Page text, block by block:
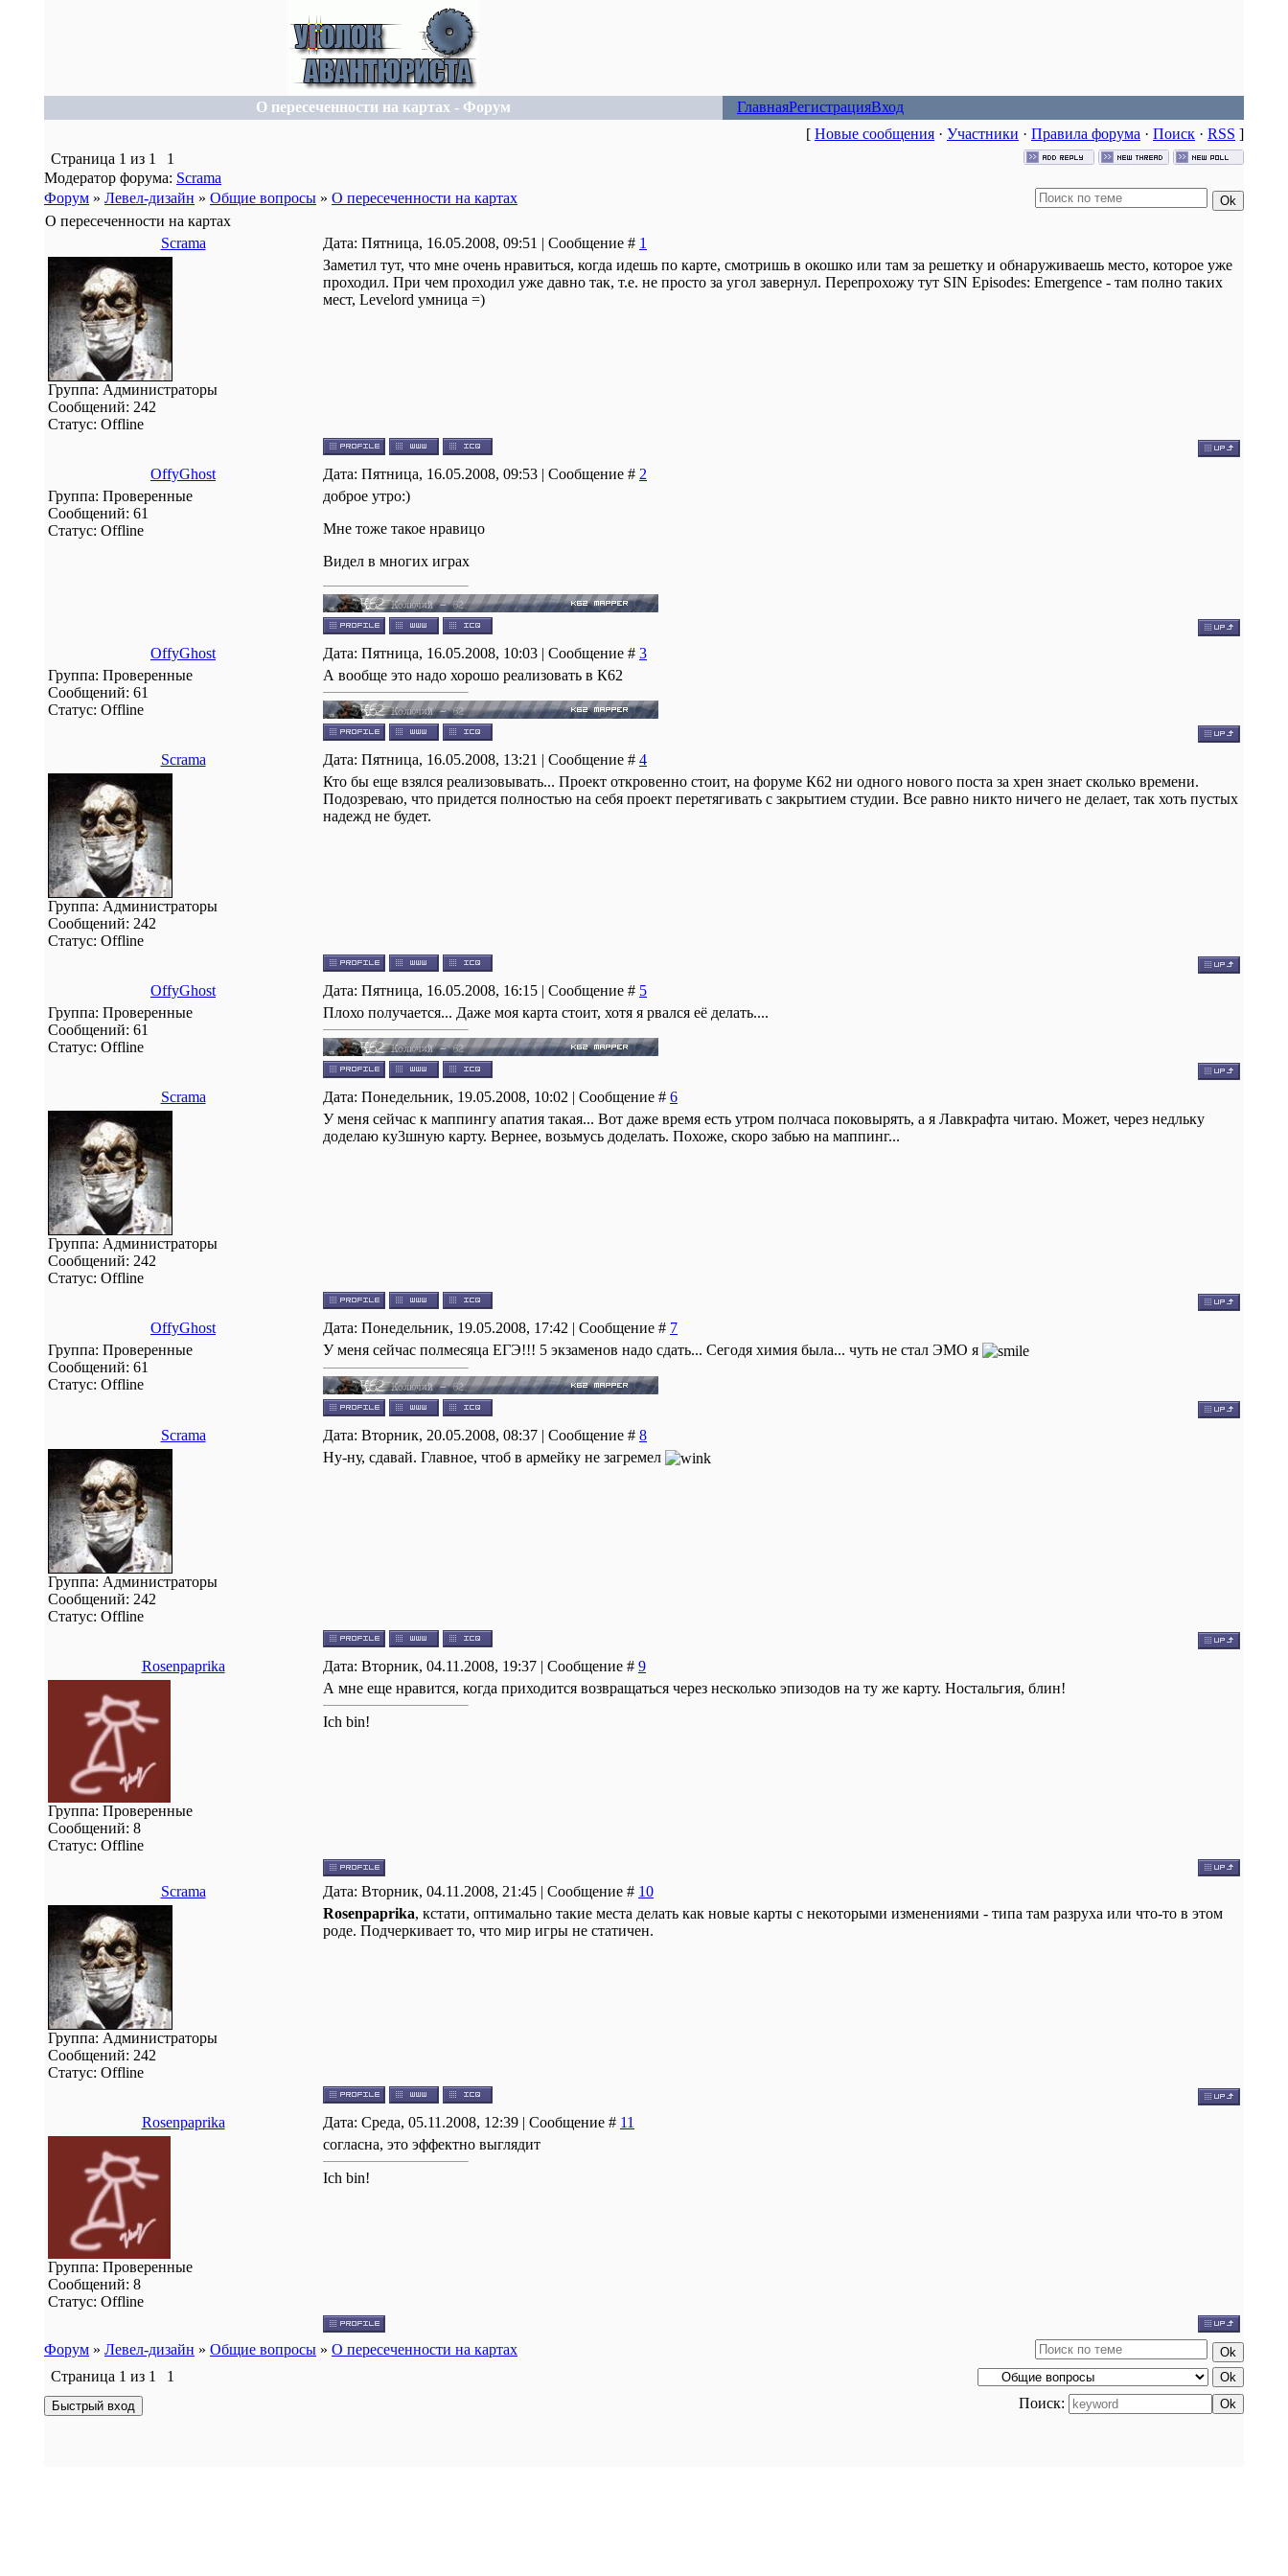
О пересеченности на картах - Форум ГлавнаяРегистрацияВход
[ Новые сообщения · Участники · Правила форума · Поиск · RSS ]
Страница 1 из 1
1
Модератор форума: Scrama
Форум » Левел-дизайн » Общие вопросы » О пересеченности на картах
О пересеченности на картах
Scrama
Дата: Пятница, 16.05.2008, 09:51 | Сообщение # 1
Группа: Администраторы
Сообщений: 242
Статус: Offline
Заметил тут, что мне очень нравиться, когда идешь по карте, смотришь в окошко или там за решетку и обнаруживаешь место, которое уже
проходил. При чем проходил уже давно так, т.е. не просто за угол завернул. Перепрохожу тут SIN Episodes: Emergence - там полно таких
мест, Levelord умница =)
OffyGhost Дата: Пятница, 16.05.2008, 09:53 | Сообщение # 2
Группа: Проверенные
Сообщений: 61
Статус: Offline
доброе утро:)
Мне тоже такое нравицо
Видел в многих играх
OffyGhost Дата: Пятница, 16.05.2008, 10:03 | Сообщение # 3
Группа: Проверенные
Сообщений: 61
Статус: Offline
А вообще это надо хорошо реализовать в К62
Scrama Дата: Пятница, 16.05.2008, 13:21 | Сообщение # 4
Группа: Администраторы
Сообщений: 242
Статус: Offline
Кто бы еще взялся реализовывать... Проект откровенно стоит, на форуме К62 ни одного нового поста за хрен знает сколько времени.
Подозреваю, что придется полностью на себя проект перетягивать с закрытием студии. Все равно никто ничего не делает, так хоть пустых
надежд не будет.
OffyGhost Дата: Пятница, 16.05.2008, 16:15 | Сообщение # 5
Группа: Проверенные
Сообщений: 61
Статус: Offline
Плохо получается... Даже моя карта стоит, хотя я рвался её делать....
Scrama Дата: Понедельник, 19.05.2008, 10:02 | Сообщение # 6
Группа: Администраторы
Сообщений: 242
Статус: Offline
У меня сейчас к маппингу апатия такая... Вот даже время есть утром полчаса поковырять, а я Лавкрафта читаю. Может, через недльку
доделаю ку3шную карту. Вернее, возьмусь доделать. Похоже, скоро забью на маппинг...
OffyGhost Дата: Понедельник, 19.05.2008, 17:42 | Сообщение # 7
Группа: Проверенные
Сообщений: 61
Статус: Offline
У меня сейчас полмесяца ЕГЭ!!! 5 экзаменов надо сдать... Сегодя химия была... чуть не стал ЭМО я
Scrama Дата: Вторник, 20.05.2008, 08:37 | Сообщение # 8
Группа: Администраторы
Сообщений: 242
Статус: Offline
Ну-ну, сдавай. Главное, чтоб в армейку не загремел
Rosenpaprika Дата: Вторник, 04.11.2008, 19:37 | Сообщение # 9
Группа: Проверенные
Сообщений: 8
Статус: Offline
А мне еще нравится, когда приходится возвращаться через несколько эпизодов на ту же карту. Ностальгия, блин!
Ich bin!
Scrama Дата: Вторник, 04.11.2008, 21:45 | Сообщение # 10
Группа: Администраторы
Сообщений: 242
Статус: Offline
Rosenpaprika, кстати, оптимально такие места делать как новые карты с некоторыми изменениями - типа там разруха или что-то в этом
роде. Подчеркивает то, что мир игры не статичен.
Rosenpaprika Дата: Среда, 05.11.2008, 12:39 | Сообщение # 11
Группа: Проверенные
Сообщений: 8
Статус: Offline
согласна, это эффектно выглядит
Ich bin!
Форум » Левел-дизайн » Общие вопросы » О пересеченности на картах
Страница 1 из 1
1
Поиск: